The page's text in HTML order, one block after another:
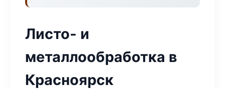
Листо- и
металлообработка в
Красноярск